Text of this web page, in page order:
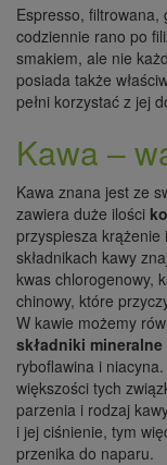
Espresso,
codziennie rano po
smakiem, ale nie
posiada także
pełni korzystać z jej
Kawa –
Kawa znana jest ze
zawiera duże ilości
przyspiesza krążenie
składnikach kawy
kwas chlorogenowy,
chinowy, które
W kawie możemy
składniki mineralne
ryboflawina i
większości tych
parzenia i rodzaj
i jej ciśnienie, tym
przenika do naparu.